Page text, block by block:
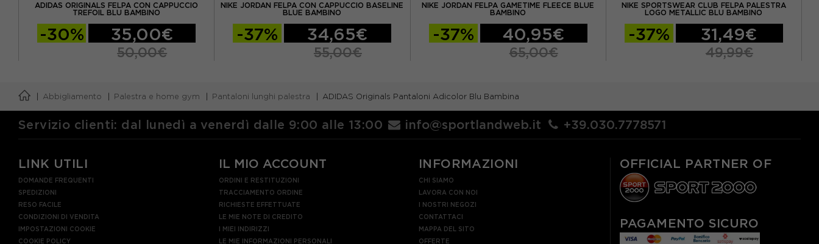
ADIDAS ORIGINALS FELPA CON CAPPUCCIO
TREFOIL BLU BAMBINO
-30% 35,00€
50,00€
NIKE JORDAN FELPA CON CAPPUCCIO BASELINE
BLUE BAMBINO
-37% 34,65€
55,00€
NIKE JORDAN FELPA GAMETIME FLEECE BLUE
BAMBINO
-37% 40,95€
65,00€
NIKE SPORTSWEAR CLUB FELPA PALESTRA
LOGO METALLIC BLU BAMBINO
-37% 31,49€
49,99€
Abbigliamento Palestra e home gym Pantaloni lunghi palestra ADIDAS Originals Pantaloni Adicolor Blu Bambina
Servizio clienti: dal lunedì a venerdì dalle 9:00 alle 13:00 info@sportlandweb.it +39.030.7778571
LINK UTILI
DOMANDE FREQUENTI
SPEDIZIONI
RESO FACILE
CONDIZIONI DI VENDITA
IMPOSTAZIONI COOKIE
COOKIE POLICY
IL MIO ACCOUNT
ORDINI E RESTITUZIONI
TRACCIAMENTO ORDINE
RICHIESTE EFFETTUATE
LE MIE NOTE DI CREDITO
I MIEI INDIRIZZI
LE MIE INFORMAZIONI PERSONALI
INFORMAZIONI
CHI SIAMO
LAVORA CON NOI
I NOSTRI NEGOZI
CONTATTACI
MAPPA DEL SITO
OFFERTE
OFFICIAL PARTNER OF
PAGAMENTO SICURO